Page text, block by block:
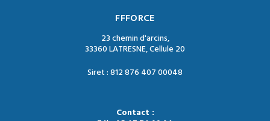
FFFORCE
23 chemin d'arcins,
33360 LATRESNE, Cellule 20
Siret : 812 876 407 00048
Contact :